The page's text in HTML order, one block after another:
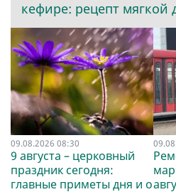
кефире: рецепт
09.08.2026 08:30
9 августа – церковный
праздник сегодня:
главные приметы дня и о